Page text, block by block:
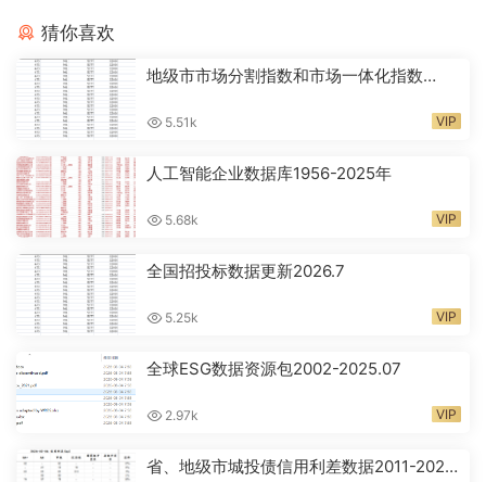
猜你喜欢
地级市市场分割指数和市场一体化指数
5.51k VIP
人工智能企业数据库1956-2025年
5.68k VIP
全国招投标数据更新2026.7
5.25k VIP
全球ESG数据资源包2002-2025.07
2.97k VIP
省、地级市城投债信用利差数据2011-2026